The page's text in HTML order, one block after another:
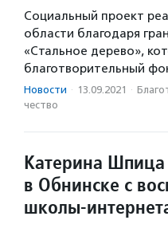
Социальный проект
области благодаря
«Стальное дерево»,
благотворительный
Новости · 13.09.2021 ·
чест­во
Катерина Шпица
в Обнинске с
школы-